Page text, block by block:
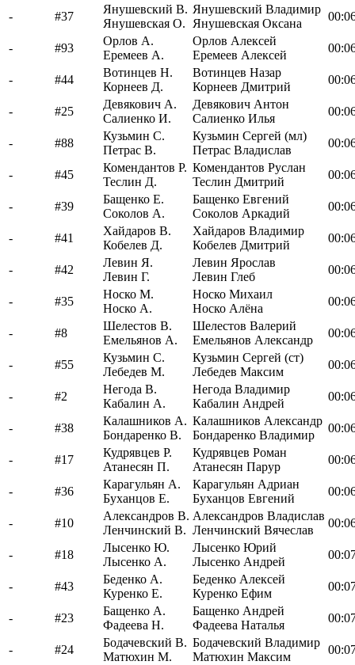
- #37
Янушевский В.
Янушевская О.
Янушевский Владимир
Янушевская Оксана
- #93
Орлов А.
Еремеев А.
Орлов Алексей
Еремеев Алексей
- #44
Вотинцев Н.
Корнеев Д.
Вотинцев Назар
Корнеев Дмитрий
- #25
Девякович А.
Салиенко И.
Девякович Антон
Салиенко Илья
- #88
Кузьмин С.
Петрас В.
Кузьмин Сергей (мл)
Петрас Владислав
- #45
Комендантов Р.
Теслин Д.
Комендантов Руслан
Теслин Дмитрий
- #39
Бащенко Е.
Соколов А.
Бащенко Евгений
Соколов Аркадий
- #41
Хайдаров В.
Кобелев Д.
Хайдаров Владимир
Кобелев Дмитрий
- #42
Левин Я.
Левин Г.
Левин Ярослав
Левин Глеб
- #35
Носко М.
Носко А.
Носко Михаил
Носко Алёна
- #8
Шелестов В.
Емельянов А.
Шелестов Валерий
Емельянов Александр
- #55
Кузьмин С.
Лебедев М.
Кузьмин Сергей (ст)
Лебедев Максим
- #2
Негода В.
Кабалин А.
Негода Владимир
Кабалин Андрей
- #38
Калашников А.
Бондаренко В.
Калашников Александр
Бондаренко Владимир
- #17
Кудрявцев Р.
Атанесян П.
Кудрявцев Роман
Атанесян Парур
- #36
Карагульян А.
Буханцов Е.
Карагульян Адриан
Буханцов Евгений
- #10
Александров В.
Ленчинский В.
Александров Владислав
Ленчинский Вячеслав
- #18
Лысенко Ю.
Лысенко А.
Лысенко Юрий
Лысенко Андрей
- #43
Беденко А.
Куренко Е.
Беденко Алексей
Куренко Ефим
- #23
Бащенко А.
Фадеева Н.
Бащенко Андрей
Фадеева Наталья
- #24
Бодачевский В.
Матюхин М.
Бодачевский Владимир
Матюхин Максим